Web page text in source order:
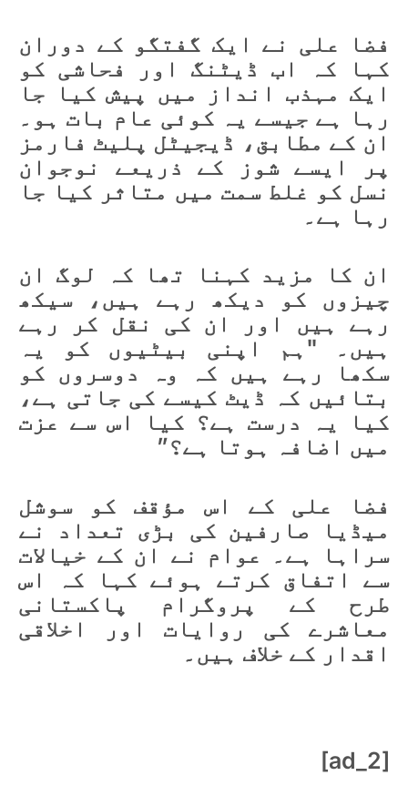
فضا علی نے ایک گفتگو کے دوران
کہا کہ اب ڈیٹنگ اور فحاشی کو
ایک مہذب انداز میں پیش کیا جا
رہا ہے جیسے یہ کوئی عام بات ہو۔
ان کے مطابق، ڈیجیٹل پلیٹ فارمز
پر ایسے شوز کے ذریعے نوجوان
نسل کو غلط سمت میں متاثر کیا جا
رہا ہے۔
ان کا مزید کہنا تھا کہ لوگ ان
چیزوں کو دیکھ رہے ہیں، سیکھ
رہے ہیں اور ان کی نقل کر رہے
ہیں۔ "ہم اپنی بیٹیوں کو یہ
سکھا رہے ہیں کہ وہ دوسروں کو
بتائیں کہ ڈیٹ کیسے کی جاتی ہے،
کیا یہ درست ہے؟ کیا اس سے عزت
میں اضافہ ہوتا ہے؟”
فضا علی کے اس مؤقف کو سوشل
میڈیا صارفین کی بڑی تعداد نے
سراہا ہے۔ عوام نے ان کے خیالات
سے اتفاق کرتے ہوئے کہا کہ اس
طرح کے پروگرام پاکستانی
معاشرے کی روایات اور اخلاقی
اقدار کے خلاف ہیں۔
[ad_2]